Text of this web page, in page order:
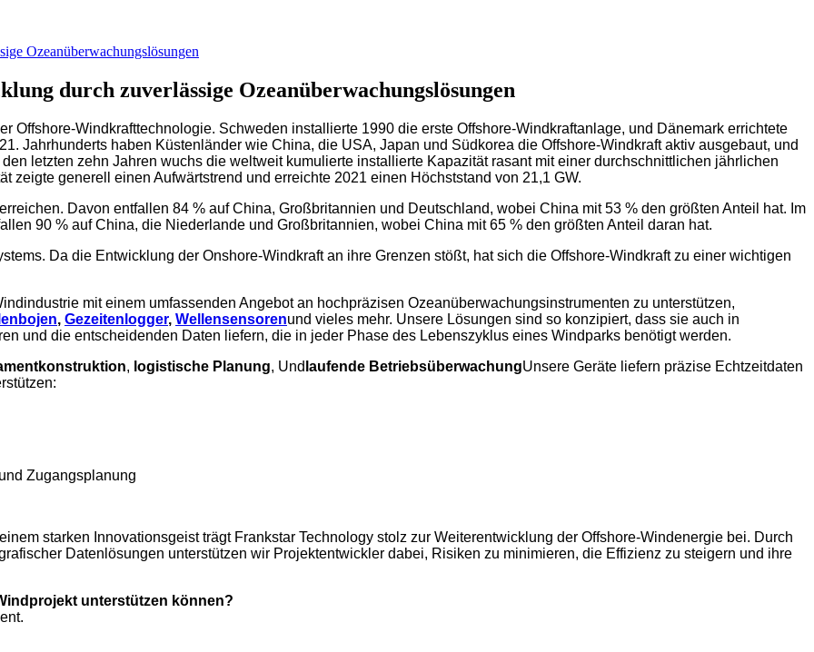
Ozeanüberwachungslösungen
durch zuverlässige Ozeanüberwachungslösungen
Offshore-Windkrafttechnologie. Schweden installierte 1990 die erste Offshore-Windkraftanlage, und Dänemark errichtete
Jahrhunderts haben Küstenländer wie China, die USA, Japan und Südkorea die Offshore-Windkraft aktiv ausgebaut, und
letzten zehn Jahren wuchs die weltweit kumulierte installierte Kapazität rasant mit einer durchschnittlichen jährlichen
zeigte generell einen Aufwärtstrend und erreichte 2021 einen Höchststand von 21,1 GW.
Davon entfallen 84 % auf China, Großbritannien und Deutschland, wobei China mit 53 % den größten Anteil hat. Im
90 % auf China, die Niederlande und Großbritannien, wobei China mit 65 % den größten Anteil daran hat.
Da die Entwicklung der Onshore-Windkraft an ihre Grenzen stößt, hat sich die Offshore-Windkraft zu einer wichtigen
mit einem umfassenden Angebot an hochpräzisen Ozeanüberwachungsinstrumenten zu unterstützen,
, Gezeitenlogger, Wellensensorenund vieles mehr. Unsere Lösungen sind so konzipiert, dass sie auch in
und die entscheidenden Daten liefern, die in jeder Phase des Lebenszyklus eines Windparks benötigt werden.
, logistische Planung, Und laufende BetriebsüberwachungUnsere Geräte liefern präzise Echtzeitdaten
Zugangsplanung
starken Innovationsgeist trägt Frankstar Technology stolz zur Weiterentwicklung der Offshore-Windenergie bei. Durch
Datenlösungen unterstützen wir Projektentwickler dabei, Risiken zu minimieren, die Effizienz zu steigern und ihre
unterstützen können?